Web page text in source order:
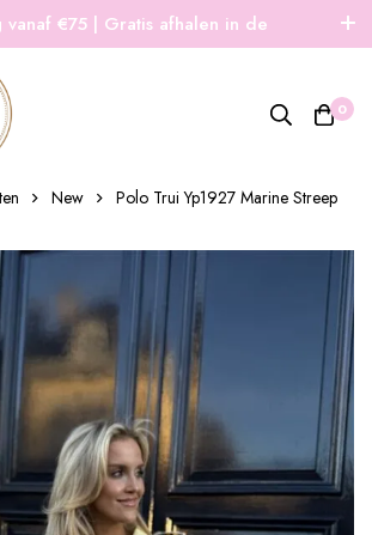
€75 | Gratis afhalen in de
0
New Polo Trui Yp1927 Marine Streep